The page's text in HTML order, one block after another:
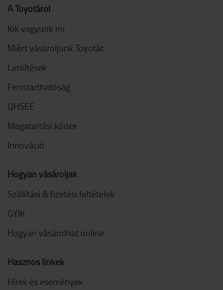
A Toyotáról
Kik vagyunk mi
Miért vásároljunk Toyotát
Letöltések
Fenntarthatóság
QHSEE
Magatartási kódex
Innováció
Hogyan vásároljak
Szállítási & fizetési feltételek
GYIK
Hogyan vásárolhat online
Hasznos linkek
Hírek és események